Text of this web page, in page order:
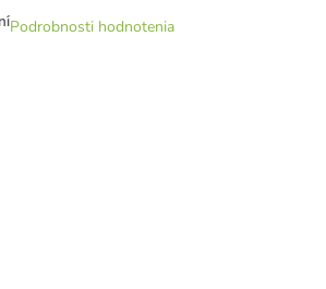
Podrobnosti hodnotenia